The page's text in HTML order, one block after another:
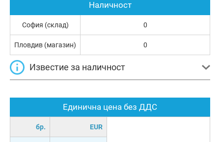
Единична цена без ДДС
бр. EUR
Наличност
София (склад) 0
Пловдив (магазин) 0
Известие за наличност